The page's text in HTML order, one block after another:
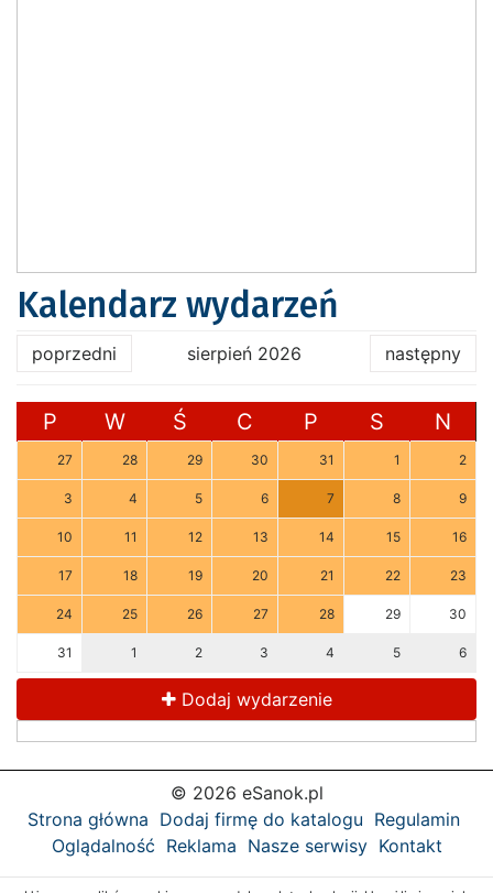
Kalendarz wydarzeń
poprzedni sierpień 2026 następny
P W Ś C P S N
27 28 29 30 31 1 2
3 4 5 6 7 8 9
10 11 12 13 14 15 16
17 18 19 20 21 22 23
24 25 26 27 28 29 30
31 1 2 3 4 5 6
Dodaj wydarzenie
© 2026 eSanok.pl
Strona główna Dodaj firmę do katalogu Regulamin
Oglądalność Reklama Nasze serwisy Kontakt